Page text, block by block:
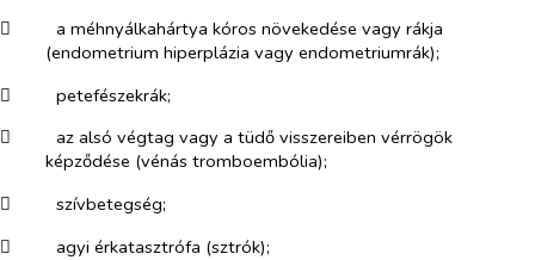
​
a méhnyálkahártya kóros növekedése vagy rákja
(endometrium hiperplázia vagy endometriumrák);
​
petefészekrák;
​
az alsó végtag vagy a tüdő visszereiben vérrögök
képződése (vénás tromboembólia);
​
szívbetegség;
​
agyi érkatasztrófa (sztrók);